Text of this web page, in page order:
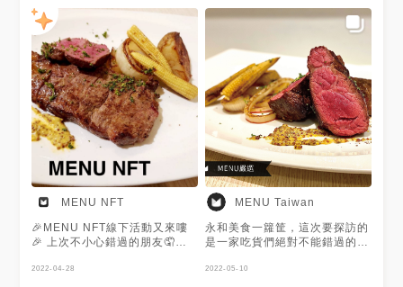
絕佳質地，最為細緻軟嫩之部
位，搭配獨家美森奶油，增加風
味。 美國特優級紐約牛排： 肉
質組織完整，咀嚼帶有嚼勁。
美國特優級肋眼牛排： 大理石
油花紋路密佈，肥瘦勻稱，味美
多汁。 香煎葛瑪蘭豬排：蜜杏
桃/佐紅酒醬汁 嚴選宜蘭牧場飼
養的葛瑪蘭豬，烹飪8分熟，肉
質粉紅嫩搭配蜜杏桃。
品✨ 牛排很嫩、保有肉汁，義大
利麵也很夠味，兩者搭配起來不
會像只吃肉很膩。值得一提的是
沙拉有先拌勻，醬汁均勻的裹在
蔬菜上，覺得很細心，個人最怕
醬汁太少底下的菜沒味道，濃湯
也很天然好喝～ P.S.沙拉是老闆
招待的，另外店內也有許多開胃
菜可選擇。
MENU NFT
🎉MENU NFT線下活動又來嘍
🎉 上次不小心錯過的朋友🤦這
有任何建議，歡迎隨時私訊我們
2022-04-28
MENU Taiwan
永和美食一籮筐，這次要探訪的
是一家吃貨們絕對不能錯過的cp
肉牛排12oz $690 這道絕對推
2022-05-10